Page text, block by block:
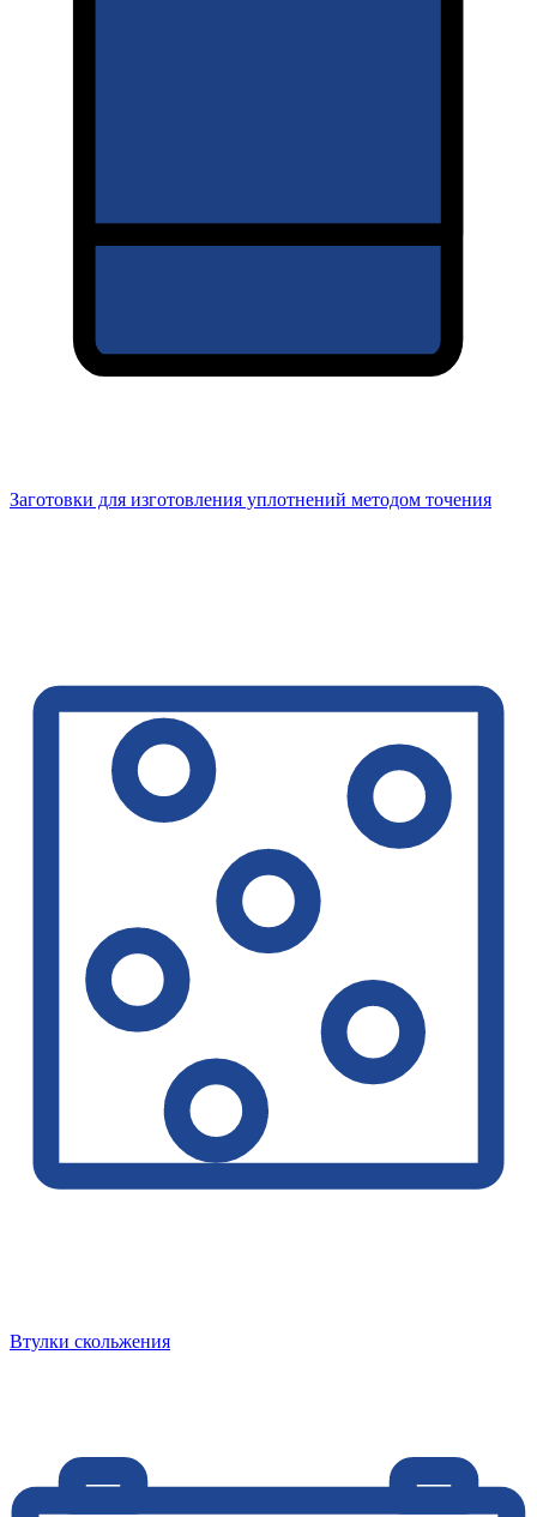
Заготовки для изготовления уплотнений методом точения
Втулки скольжения